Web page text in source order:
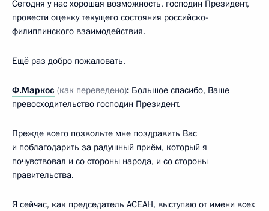
Сегодня у нас хорошая возможность, господин Президент,
провести оценку текущего состояния российско-
филиппинского взаимодействия.
Ещё раз добро пожаловать.
Ф.Маркос (как переведено): Большое спасибо, Ваше
превосходительство господин Президент.
Прежде всего позвольте мне поздравить Вас
и поблагодарить за радушный приём, который я
почувствовал и со стороны народа, и со стороны
правительства.
Я сейчас, как председатель АСЕАН, выступаю от имени всех